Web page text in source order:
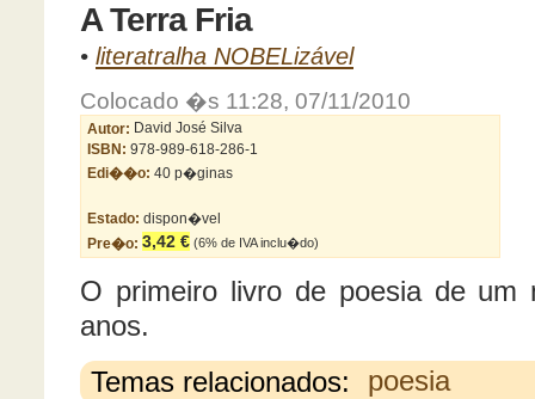
A Terra Fria
• literatralha NOBELizável
Colocado �s 11:28, 07/11/2010
Autor: David José Silva
ISBN: 978-989-618-286-1
Edi��o: 40 p�ginas
Estado: dispon�vel
Pre�o: 3,42 € (6% de IVA inclu�do)
O primeiro livro de poesia de um
anos.
Temas relacionados:
poesia